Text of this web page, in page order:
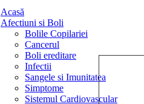
Acasă
Afectiuni si Boli
Bolile Copilariei
Cancerul
Boli ereditare
Infectii
Sangele si Imunitatea
Simptome
Sistemul Cardiovascular